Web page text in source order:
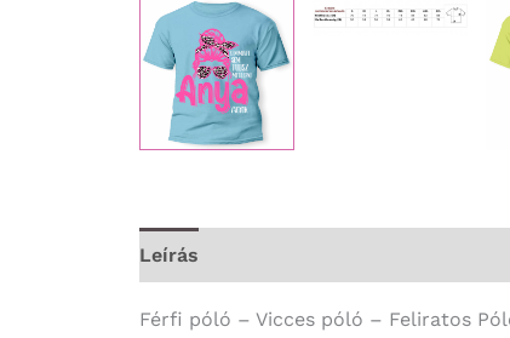
Leírás
Férfi póló – Vicces póló – Feliratos